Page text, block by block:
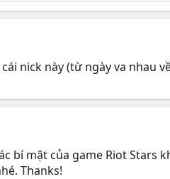
nick này (từ ngày va nhau
bí mật của game Riot
Thanks!